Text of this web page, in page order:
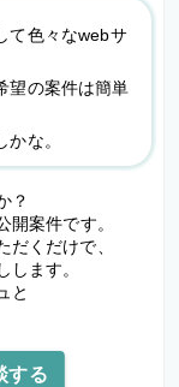
て色々なwebサ
望の案件は簡単
な。
？
案件です。
だくだけで、
ます。
と
する